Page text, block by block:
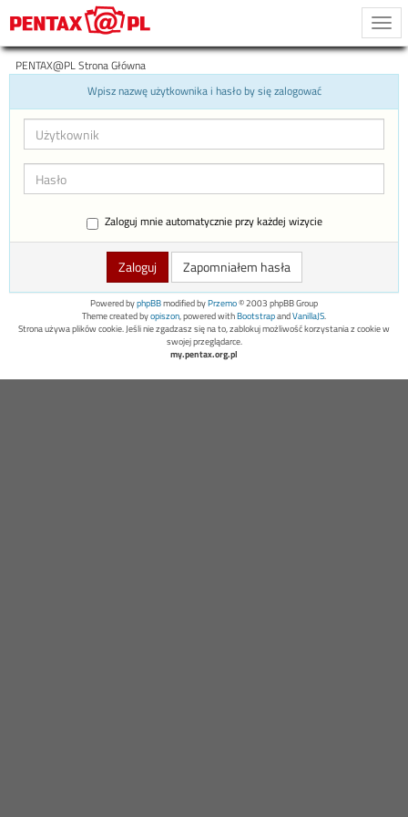
PENTAX@PL Strona Główna
Wpisz nazwę użytkownika i hasło by się zalogować
Zaloguj mnie automatycznie przy każdej wizycie
Zapomniałem hasła
Powered byphpBBmodified byPrzemo© 2003 phpBB Group
Theme created byopiszon, powered withBootstrapandVanillaJS.
Strona używa plików cookie. Jeśli nie zgadzasz się na to, zablokuj możliwość korzystania z cookie w
swojej przeglądarce.
my.pentax.org.pl